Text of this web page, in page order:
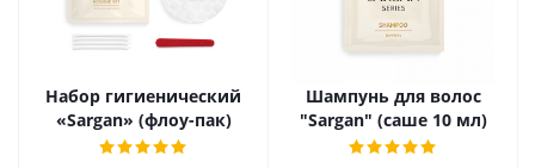
Набор гигиенический
«Sargan» (флоу-пак)
Шампунь для волос
"Sargan" (саше 10 мл)